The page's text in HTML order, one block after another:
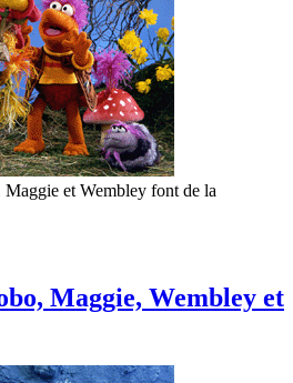
Maggie et Wembley font de la
Maggie, Wembley et